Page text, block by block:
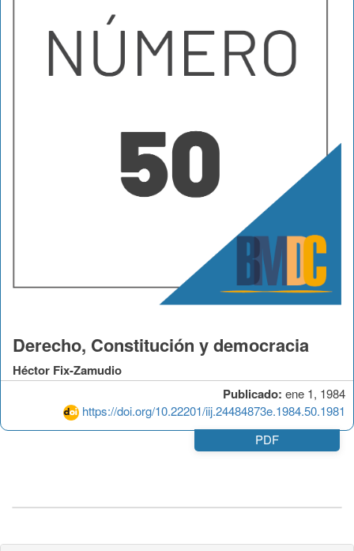
Publicado: ene 1, 1984
https://doi.org/10.22201/iij.24484873e.1984.50.1981
Derecho, Constitución y democracia
Héctor Fix-Zamudio
PDF